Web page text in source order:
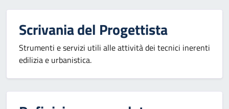
Scrivania del Progettista
Strumenti e servizi utili alle attività dei tecnici inerenti
edilizia e urbanistica.